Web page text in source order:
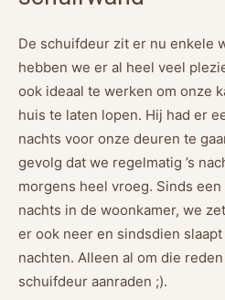
De schuifdeur zit er nu enkele
hebben we er al heel veel
ook ideaal te werken om onze
huis te laten lopen. Hij had er
nachts voor onze deuren te
gevolg dat we regelmatig ’s
morgens heel vroeg. Sinds een
nachts in de woonkamer, we
er ook neer en sindsdien
nachten. Alleen al om die
schuifdeur aanraden ;).